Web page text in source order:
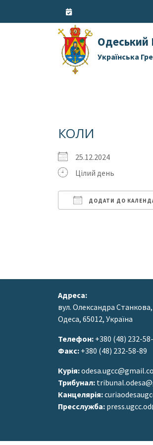
Одеський
Українська
КОЛИ
25.12.2024
Цілий день
ДОДАТИ ДО
Адреса:
вул. Олександра
Одеса, 65012, Україна
Телефон: +380 (48) 232-
Факс: +380 (48) 232-58-89
Курія:
Трибунал:
Канцелярія:
Пресслужба: